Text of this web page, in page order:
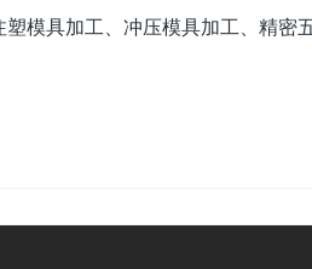
模具加工、冲压模具加工、精密